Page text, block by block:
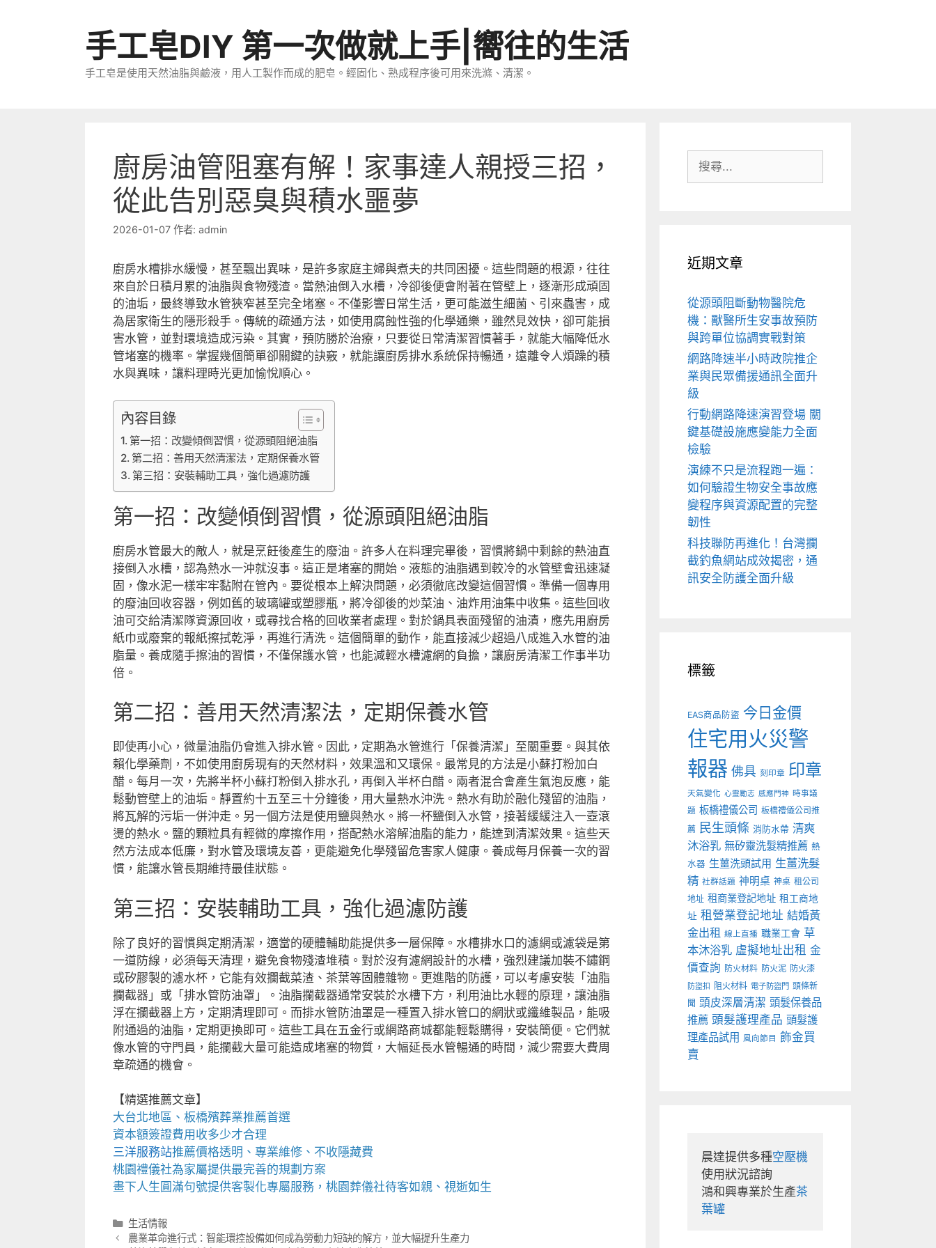
手工皂DIY 第一次做就上手|嚮往的生活
手工皂是使用天然油脂與鹼液，用人工製作而成的肥皂。經固化、熟成程序後可用來洗滌、清潔。
廚房油管阻塞有解！家事達人親授三招，
從此告別惡臭與積水噩夢
2026-01-07 作者: admin
廚房水槽排水緩慢，甚至飄出異味，是許多家庭主婦與煮夫的共同困擾。這些問題的根源，往往
來自於日積月累的油脂與食物殘渣。當熱油倒入水槽，冷卻後便會附著在管壁上，逐漸形成頑固
的油垢，最終導致水管狹窄甚至完全堵塞。不僅影響日常生活，更可能滋生細菌、引來蟲害，成
為居家衛生的隱形殺手。傳統的疏通方法，如使用腐蝕性強的化學通樂，雖然見效快，卻可能損
害水管，並對環境造成污染。其實，預防勝於治療，只要從日常清潔習慣著手，就能大幅降低水
管堵塞的機率。掌握幾個簡單卻關鍵的訣竅，就能讓廚房排水系統保持暢通，遠離令人煩躁的積
水與異味，讓料理時光更加愉悅順心。
內容目錄
第一招：改變傾倒習慣，從源頭阻絕油脂
第二招：善用天然清潔法，定期保養水管
第三招：安裝輔助工具，強化過濾防護
第一招：改變傾倒習慣，從源頭阻絕油脂
廚房水管最大的敵人，就是烹飪後產生的廢油。許多人在料理完畢後，習慣將鍋中剩餘的熱油直
接倒入水槽，認為熱水一沖就沒事。這正是堵塞的開始。液態的油脂遇到較冷的水管壁會迅速凝
固，像水泥一樣牢牢黏附在管內。要從根本上解決問題，必須徹底改變這個習慣。準備一個專用
的廢油回收容器，例如舊的玻璃罐或塑膠瓶，將冷卻後的炒菜油、油炸用油集中收集。這些回收
油可交給清潔隊資源回收，或尋找合格的回收業者處理。對於鍋具表面殘留的油漬，應先用廚房
紙巾或廢棄的報紙擦拭乾淨，再進行清洗。這個簡單的動作，能直接減少超過八成進入水管的油
脂量。養成隨手擦油的習慣，不僅保護水管，也能減輕水槽濾網的負擔，讓廚房清潔工作事半功
倍。
第二招：善用天然清潔法，定期保養水管
即使再小心，微量油脂仍會進入排水管。因此，定期為水管進行「保養清潔」至關重要。與其依
賴化學藥劑，不如使用廚房現有的天然材料，效果溫和又環保。最常見的方法是小蘇打粉加白
醋。每月一次，先將半杯小蘇打粉倒入排水孔，再倒入半杯白醋。兩者混合會產生氣泡反應，能
鬆動管壁上的油垢。靜置約十五至三十分鐘後，用大量熱水沖洗。熱水有助於融化殘留的油脂，
將瓦解的污垢一併沖走。另一個方法是使用鹽與熱水。將一杯鹽倒入水管，接著緩緩注入一壺滾
燙的熱水。鹽的顆粒具有輕微的摩擦作用，搭配熱水溶解油脂的能力，能達到清潔效果。這些天
然方法成本低廉，對水管及環境友善，更能避免化學殘留危害家人健康。養成每月保養一次的習
慣，能讓水管長期維持最佳狀態。
第三招：安裝輔助工具，強化過濾防護
除了良好的習慣與定期清潔，適當的硬體輔助能提供多一層保障。水槽排水口的濾網或濾袋是第
一道防線，必須每天清理，避免食物殘渣堆積。對於沒有濾網設計的水槽，強烈建議加裝不鏽鋼
或矽膠製的濾水杯，它能有效攔截菜渣、茶葉等固體雜物。更進階的防護，可以考慮安裝「油脂
攔截器」或「排水管防油罩」。油脂攔截器通常安裝於水槽下方，利用油比水輕的原理，讓油脂
浮在攔截器上方，定期清理即可。而排水管防油罩是一種置入排水管口的網狀或纖維製品，能吸
附通過的油脂，定期更換即可。這些工具在五金行或網路商城都能輕鬆購得，安裝簡便。它們就
像水管的守門員，能攔截大量可能造成堵塞的物質，大幅延長水管暢通的時間，減少需要大費周
章疏通的機會。
【精選推薦文章】
大台北地區、 板橋殯葬業推薦首選
資本額簽證費用 收多少才合理
三洋服務站推薦價格透明、專業維修、不收隱藏費
桃園禮儀社為家屬提供最完善的規劃方案
畫下人生圓滿句號提供客製化專屬服務，桃園葬儀社待客如親、視逝如生
分
類
生活情報
農業革命進行式：智能環控設備如何成為勞動力短缺的解方，並大幅提升生產力
尋:
近期文章
從源頭阻斷動物醫院危
機：獸醫所生安事故預防
與跨單位協調實戰對策
網路降速半小時政院推企
業與民眾備援通訊全面升
級
行動網路降速演習登場 關
鍵基礎設施應變能力全面
檢驗
演練不只是流程跑一遍：
如何驗證生物安全事故應
變程序與資源配置的完整
韌性
科技聯防再進化！台灣攔
截釣魚網站成效揭密，通
訊安全防護全面升級
標籤
EAS商品防盜 今日金價
住宅用火災警
報器 佛具 刻印章 印章
天氣變化 心靈勵志 感應門神 時事議
題 板橋禮儀公司 板橋禮儀公司推
薦 民生頭條 消防水帶 清爽
沐浴乳 無矽靈洗髮精推薦 熱
水器 生薑洗頭試用 生薑洗髮
精 社群話題 神明桌 神桌 租公司
地址 租商業登記地址 租工商地
址 租營業登記地址 結婚黃
金出租 線上直播 職業工會 草
本沐浴乳 虛擬地址出租 金
價查詢 防火材料 防火泥 防火漆
防盜扣 阻火材料 電子防盜門 頭條新
聞 頭皮深層清潔 頭髮保養品
推薦 頭髮護理產品 頭髮護
理產品試用 風向節目 飾金買
賣
晨達提供多種空壓機
使用狀況諮詢
鴻和興專業於生產茶
葉罐